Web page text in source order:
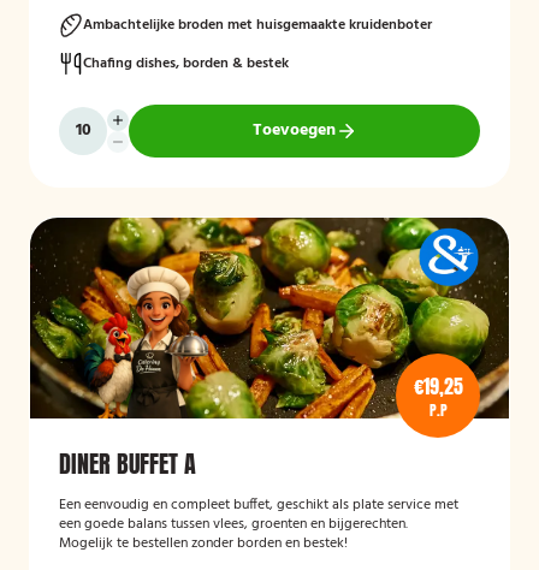
Ambachtelijke broden met huisgemaakte kruidenboter
Chafing dishes, borden & bestek
Toevoegen
€19,25
P.P
DINER BUFFET A
Een eenvoudig en compleet buffet, geschikt als plate service met
een goede balans tussen vlees, groenten en bijgerechten.
Mogelijk te bestellen zonder borden en bestek!